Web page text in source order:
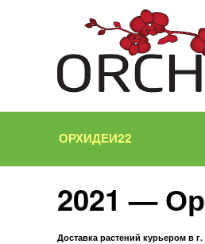
ОРХИДЕИ22
2021 —
Доставка растений курьером в